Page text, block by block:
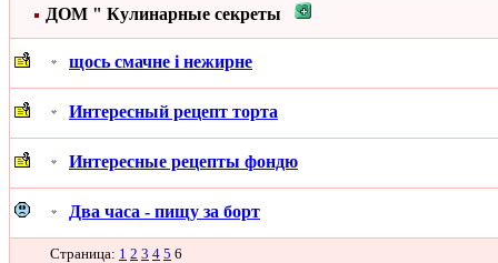
ДОМ " Кулинарные секреты
щось смачне і нежирне
Интересный рецепт торта
Интересные рецепты фондю
Два часа - пищу за борт
Страница: 1 2 3 4 5 6